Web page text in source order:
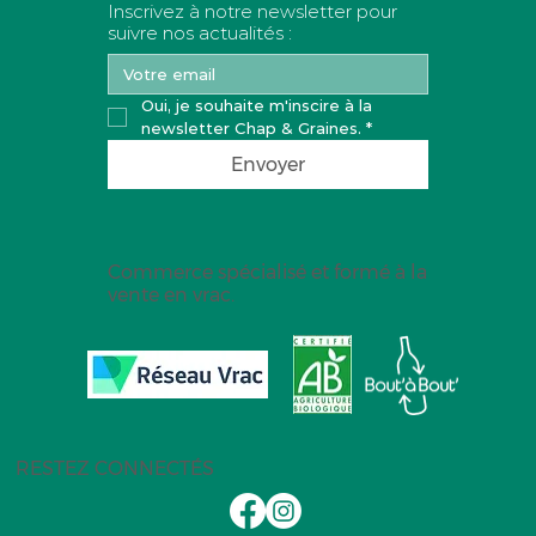
Inscrivez à notre newsletter pour
suivre nos actualités :
Oui, je souhaite m'inscire à la
newsletter Chap & Graines. *
Envoyer
RESTEZ CONNECTÉS
Commerce spécialisé et formé à la
vente en vrac.